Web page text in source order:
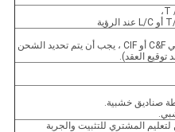
(يمكن إجراء المعاملة النهائية في C&F أو CIF ، يجب أن يتم تحديد الشحن
توقيع العقد).
صناديق خشبية.
المشتري للتثبيت والجربة